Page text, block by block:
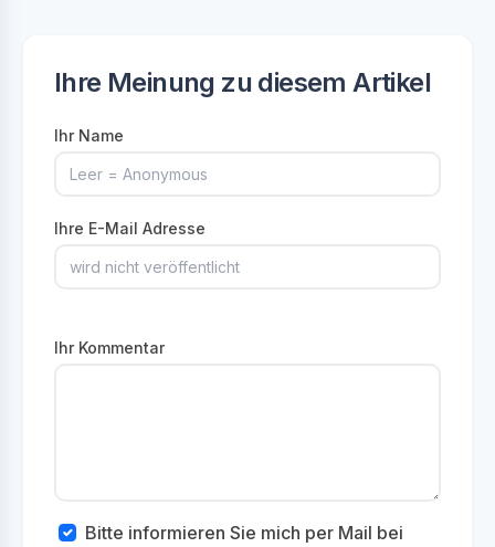
Ihre Meinung zu diesem Artikel
Ihr Name
Ihre E-Mail Adresse
Ihr Kommentar
Bitte informieren Sie mich per Mail bei